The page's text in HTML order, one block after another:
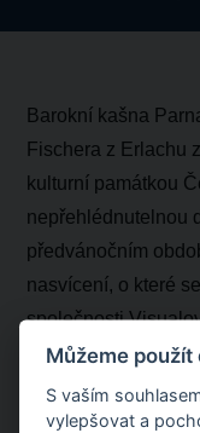
Barokní kašna
Fischera z Erlachu
kulturní památkou
nepřehlédnutelnou
předvánočním
nasvícení, o které
společnosti
Můžeme
S vaším
vylepšovat a